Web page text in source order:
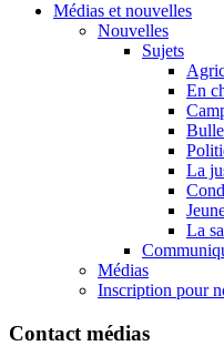
Médias et nouvelles
Nouvelles
Sujets
En
La
La
Médias
Inscription pour
Contact médias